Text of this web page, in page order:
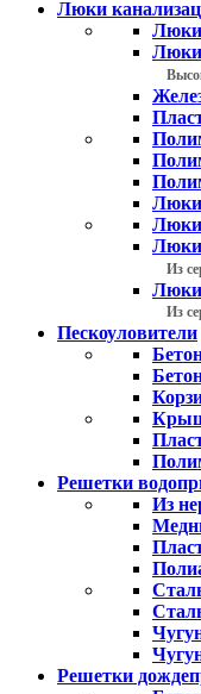
Люки
Люки
Из
Люки
Из
Пескоуловители
Решетки
Из
Решетки